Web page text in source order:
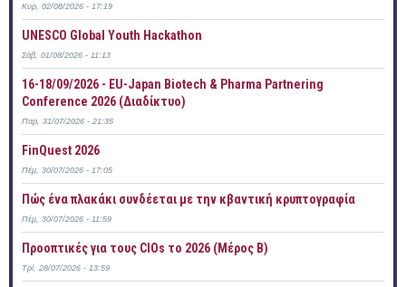
Κυρ, 02/08/2026 - 17:19
UNESCO Global Youth Hackathon
Σάβ, 01/08/2026 - 11:13
16-18/09/2026 - EU-Japan Biotech & Pharma Partnering
Conference 2026 (Διαδίκτυο)
Παρ, 31/07/2026 - 21:35
FinQuest 2026
Πέμ, 30/07/2026 - 17:05
Πώς ένα πλακάκι συνδέεται με την κβαντική κρυπτογραφία
Πέμ, 30/07/2026 - 11:59
Προοπτικές για τους CIOs το 2026 (Μέρος Β)
Τρί, 28/07/2026 - 13:59